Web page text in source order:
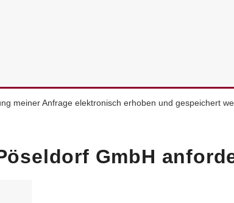
meiner Anfrage elektronisch erhoben und gespeichert
GmbH